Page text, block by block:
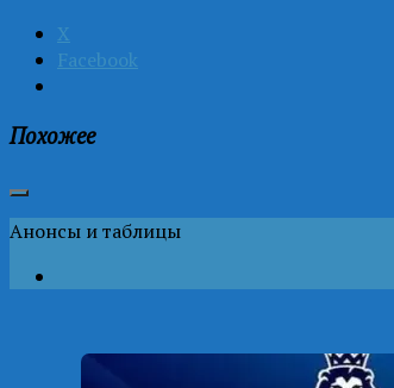
X
Facebook
Похожее
Анонсы и таблицы